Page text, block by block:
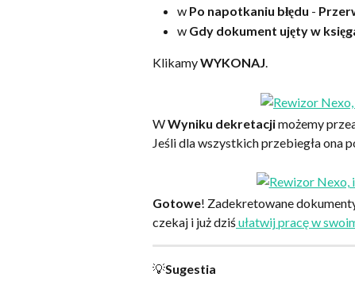
w Po napotkaniu błędu -
w Gdy dokument ujęty w
Klikamy WYKONAJ.
W Wyniku dekretacji możemy
Jeśli dla wszystkich przebiegła ona
Gotowe! Zadekretowane
czekaj i już dziś ułatwij pracę w
💡Sugestia